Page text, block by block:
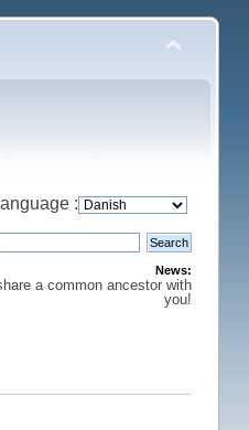
:
News:
a common ancestor with
you!